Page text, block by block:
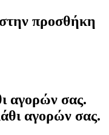
στην προσθήκη
αγορών σας.
αγορών σας.